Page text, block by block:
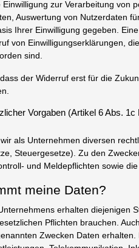
zur Verarbeitung von
Auswertung von Nutzerdaten
Ihrer Einwilligung gegeben.
von Einwilligungserklärungen,
sind.
der Widerruf erst für die
Vorgaben (Artikel 6 Abs.
als Unternehmen diversen
Steuergesetze). Zu den
und Meldepflichten sowie
meine Daten?
erhalten diejenigen
Pflichten brauchen.
Zwecken Daten